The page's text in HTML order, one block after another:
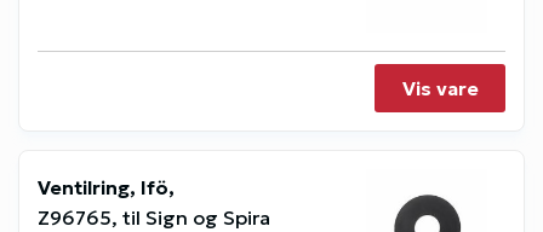
Vis vare
Ventilring, Ifö,
Z96765, til Sign og Spira